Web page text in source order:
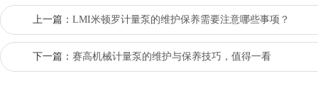
上一篇： LMI米顿罗计量泵的维护保养需要注意哪些事项？
下一篇： 赛高机械计量泵的维护与保养技巧，值得一看